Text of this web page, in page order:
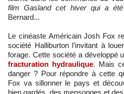
film Gasland cet hiver qui a été
Bernard...
Le cinéaste Américain Josh Fox
société Halliburton l’invitant à
forage. Cette société a développé
fracturation hydraulique. Mais
danger ? Pour répondre à cette
Fox va sillonner le pays et
bien gardés, des mensonges et